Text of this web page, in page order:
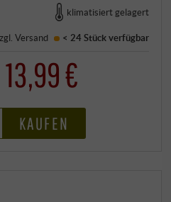
klimatisiert gelagert
Versand < 24 Stückverfügbar
13,99 €
KAUFEN